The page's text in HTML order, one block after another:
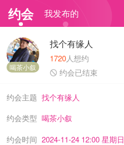
约会 我发布的
喝茶小叙
找个有缘人
1720人想约
 约会已结束
约会主题 找个有缘人
约会类型 喝茶小叙
约会时间 2024-11-24 12:00 星期日